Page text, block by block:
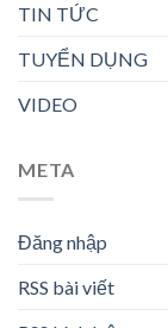
TIN TỨC
TUYỂN DỤNG
VIDEO
META
Đăng nhập
RSS bài viết